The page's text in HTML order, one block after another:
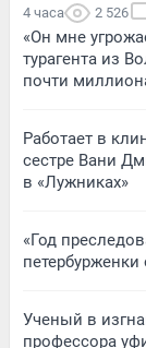
4 часа 2 526
«Он мне
турагента из
почти
Работает в
сестре Вани
в «Лужниках»
«Год
Ученый в
профессора